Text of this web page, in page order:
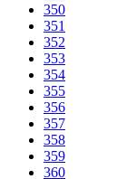
350
351
352
353
354
355
356
357
358
359
360